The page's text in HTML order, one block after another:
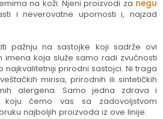
na koži. Njeni proizvodi za negu
i neverovatne upornosti i, najzad
pažnju na sastojke koji sadrže ovi
imena koja služe samo radi zvučnosti
najkvalitetniji prirodni sastojci. Ni traga
mirisa, prirodnih ili sintetičkih
alergena. Samo jedna zdrava i
koju ćemo vas sa zadovoljstvom
najboljih proizvoda iz ove linije.